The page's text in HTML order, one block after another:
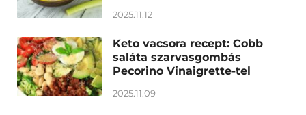
2025.11.12
Keto vacsora recept: Cobb
saláta szarvasgombás
Pecorino Vinaigrette-tel
2025.11.09